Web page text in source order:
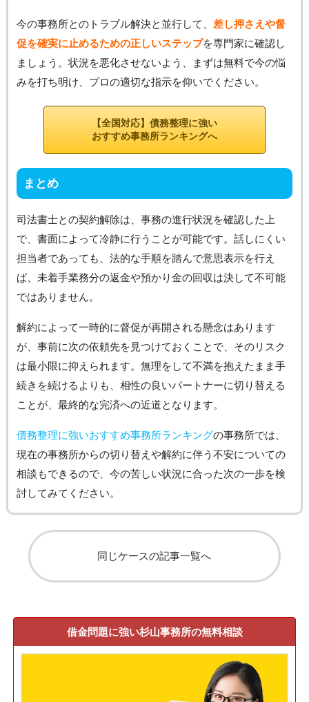
今の事務所とのトラブル解決と並行して、 差し押さえや督
促を確実に止めるための正しいステップを専門家に確認し
ましょう。状況を悪化させないよう、まずは無料で今の悩
みを打ち明け、プロの適切な指示を仰いでください。
【全国対応】債務整理に強い
おすすめ事務所ランキングへ
まとめ
司法書士との契約解除は、事務の進行状況を確認した上
で、書面によって冷静に行うことが可能です。話しにくい
担当者であっても、法的な手順を踏んで意思表示を行え
ば、未着手業務分の返金や預かり金の回収は決して不可能
ではありません。
解約によって一時的に督促が再開される懸念はあります
が、事前に次の依頼先を見つけておくことで、そのリスク
は最小限に抑えられます。無理をして不満を抱えたまま手
続きを続けるよりも、相性の良いパートナーに切り替える
ことが、最終的な完済への近道となります。
債務整理に強いおすすめ事務所ランキングの事務所では、
現在の事務所からの切り替えや解約に伴う不安についての
相談もできるので、今の苦しい状況に合った次の一歩を検
討してみてください。
同じケースの記事一覧へ
借金問題に強い杉山事務所の無料相談